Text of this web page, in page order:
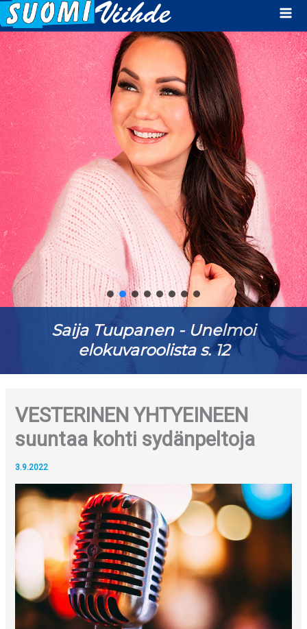
Saija Tuupanen - Unelmoi
elokuvaroolista s. 12
VESTERINEN YHTYEINEEN
suuntaa kohti sydänpeltoja
3.9.2022